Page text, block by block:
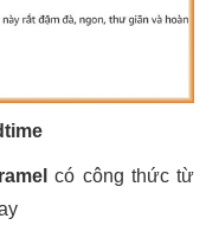
có công thức từ